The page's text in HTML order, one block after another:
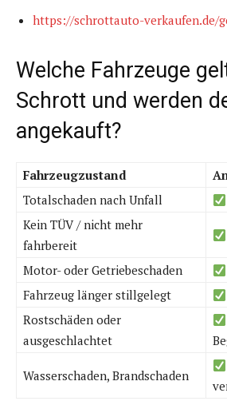
https://schrottauto-verkaufen.de/
Welche Fahrzeuge
Schrott und werden
angekauft?
Fahrzeugzustand
Totalschaden nach Unfall
Kein TÜV / nicht mehr
fahrbereit
Motor- oder Getriebeschaden
Fahrzeug länger stillgelegt
Rostschäden oder
ausgeschlachtet
Wasserschaden, Brandschaden